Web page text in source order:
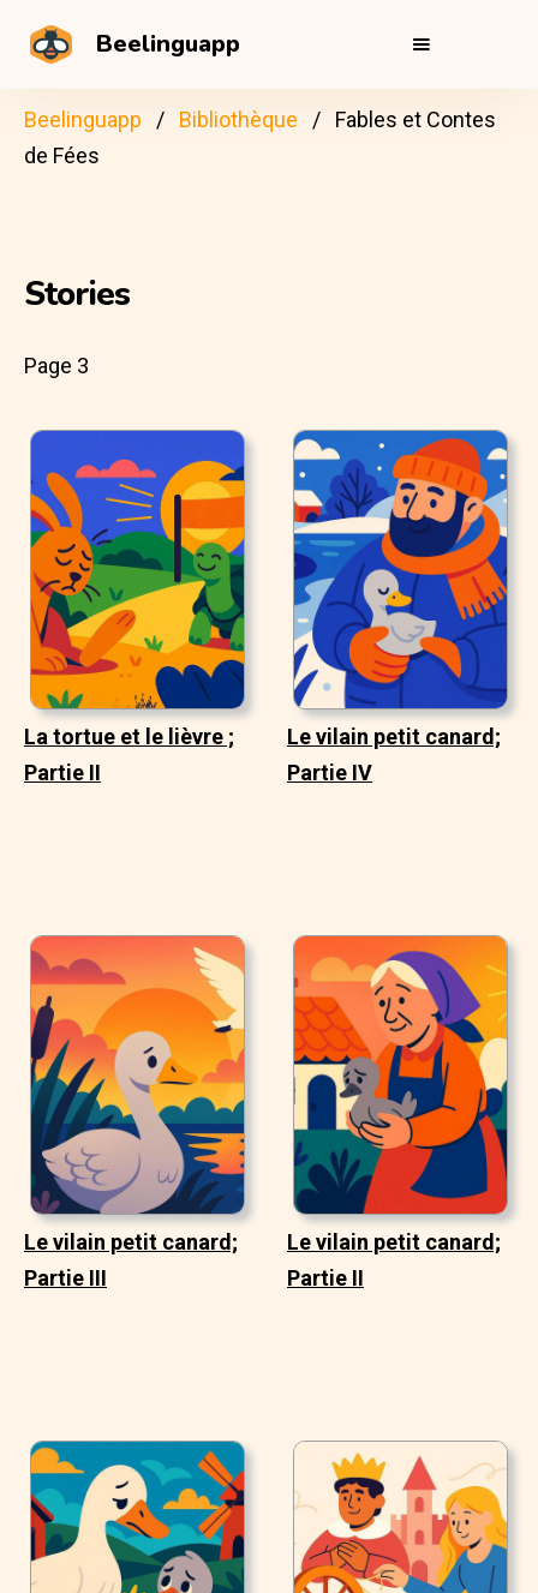
Beelinguapp
Beelinguapp Bibliothèque
Fables et Contes
de Fées
Stories
Page 3
La tortue et le lièvre ;
Partie II
Le vilain petit canard;
Partie IV
Le vilain petit canard;
Partie III
Le vilain petit canard;
Partie II